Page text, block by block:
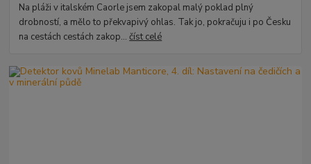
Na pláži v italském Caorle jsem zakopal malý poklad plný
drobností, a mělo to překvapivý ohlas. Tak jo, pokračuju i po Česku
na cestách cestách zakop...číst celé